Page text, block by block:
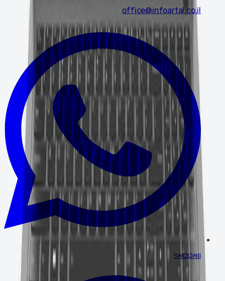
office@infoartal.co.il
וואטסאפ